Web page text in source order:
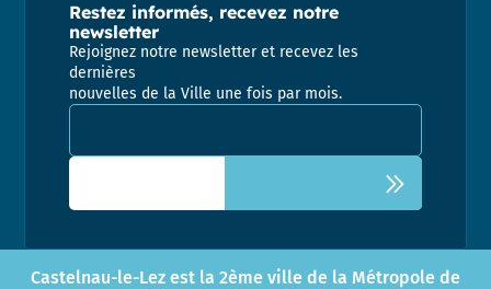
Restez informés, recevez notre
newsletter
Rejoignez notre newsletter et recevez les
dernières
nouvelles de la Ville une fois par mois.
Adresse email pour la newsletter
Castelnau-le-Lez est la 2ème ville de la Métropole de